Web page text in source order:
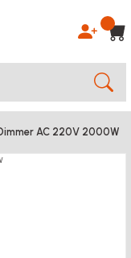
AC 220V 2000W